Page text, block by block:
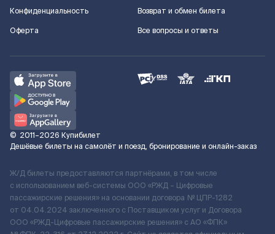
Конфиденциальность
Оферта
Возврат и обмен билета
Все вопросы и ответы
© 2011–2026 Купибилет
Дешёвые билеты на самолёт и поезд, бронирование и онлайн-заказ
Ж/Д билеты предоставляются партнёрами, в том числе
с использованием веб-системы ООО «РЖД – Цифровые
пассажирские решения» на основании договора № ЦПР-1282
от 04.04.2024 заключенного с Поставщиком услуг и Договора
ООО «РЖД-Цифровые пассажирские решения» c АО «ФПК»